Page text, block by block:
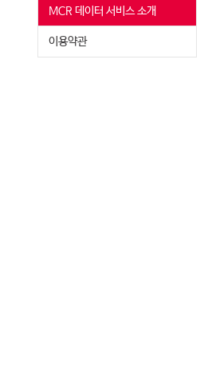
MCR 데이터 서비스 소개
이용약관